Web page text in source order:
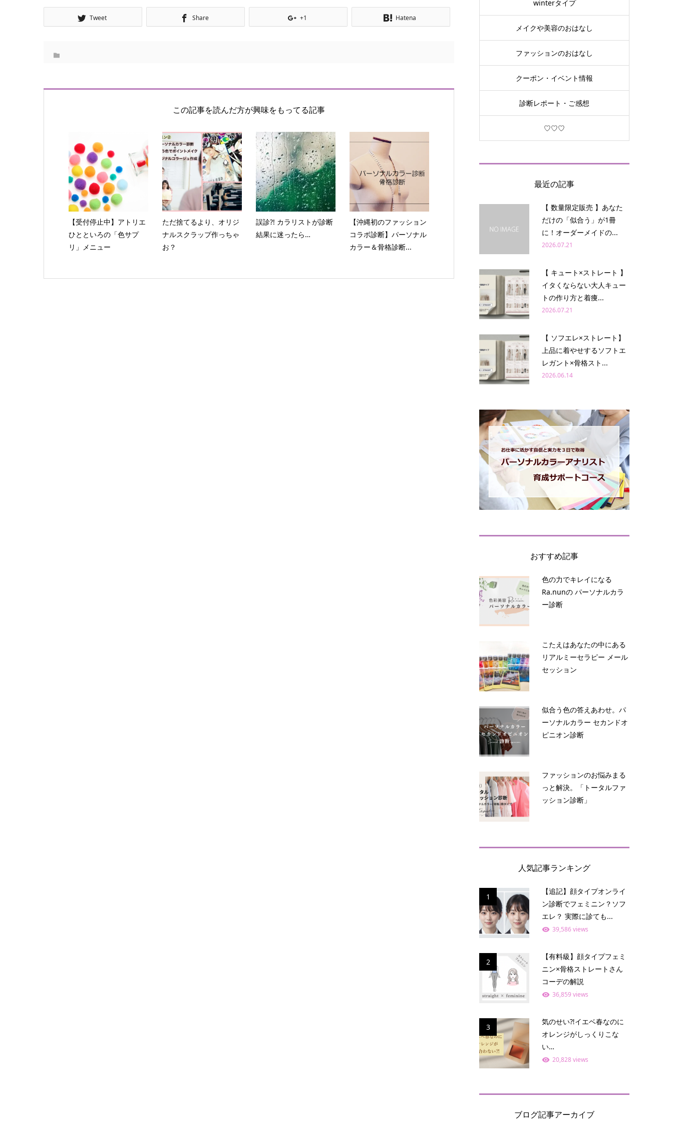
Tweet Share +1 Hatena
この記事を読んだ方が興味をもってる記事
【受付停止中】アトリエ
ひとといろの「色サプ
リ」メニュー
ただ捨てるより、オリジ
ナルスクラップ作っちゃ
お？
誤診?! カラリストが診断
結果に迷ったら…
【沖縄初のファッション
コラボ診断】パーソナル
カラー＆骨格診断...
winterタイプ
メイクや美容のおはなし
ファッションのおはなし
クーポン・イベント情報
診断レポート・ご感想
♡♡♡
最近の記事
【 数量限定販売 】あなた
だけの「似合う」が1冊
に！オーダーメイドの...
2026.07.21
【 キュート×ストレート 】
イタくならない大人キュー
トの作り方と着痩...
2026.07.21
【 ソフエレ×ストレート】
上品に着やせするソフトエ
レガント×骨格スト...
2026.06.14
おすすめ記事
色の力でキレイになる
Ra.nunの パーソナルカラ
ー診断
こたえはあなたの中にある
リアルミーセラピー メール
セッション
似合う色の答えあわせ。パ
ーソナルカラー セカンドオ
ピニオン診断
ファッションのお悩みまる
っと解決。「トータルファ
ッション診断」
人気記事ランキング
1
【追記】顔タイプオンライ
ン診断でフェミニン？ソフ
エレ？ 実際に診ても...
39,586 views
2
【有料級】顔タイプフェミ
ニン×骨格ストレートさん
コーデの解説
36,859 views
3
気のせい⁈イエベ春なのに
オレンジがしっくりこな
い…
20,828 views
ブログ記事アーカイブ